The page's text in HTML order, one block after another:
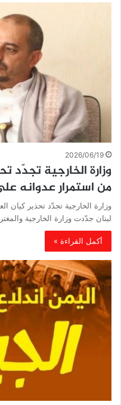
2026/06/19
وزارة الخارجية تجدّد
من استمرار عدوانه
وزارة الخارجية تجدّد تحذير كيان
لبنان جدّدت وزارة الخارجية
أكمل القراءة »